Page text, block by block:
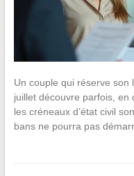
Un couple qui réserve son
juillet découvre parfois, en
les créneaux d’état civil
bans ne pourra pas